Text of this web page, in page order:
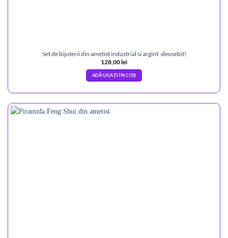
Set de bijuterii din ametist industrial si argint -deosebit!
128,00lei
ADĂUGAȚI ÎN COȘ